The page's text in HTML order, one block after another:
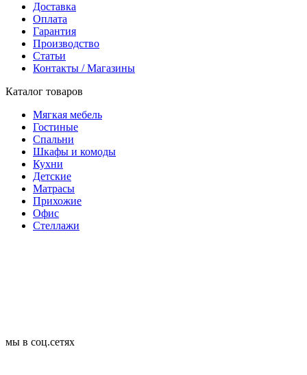
Доставка
Оплата
Гарантия
Производство
Статьи
Контакты / Магазины
Каталог товаров
Мягкая мебель
Гостиные
Спальни
Шкафы и комоды
Кухни
Детские
Матрасы
Прихожие
Офис
Стеллажи
мы в соц.сетях